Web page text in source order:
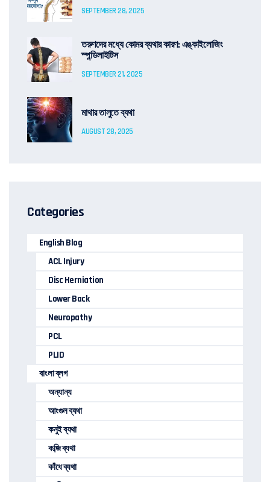
SEPTEMBER 28, 2025
তরুণদের মধ্যে কোমর ব্যথার কারণ: এঙ্কাইলোজিং
স্পন্ডিলাইটিস
SEPTEMBER 21, 2025
মাথার তালুতে ব্যথা
AUGUST 28, 2025
Categories
English Blog
ACL Injury
Disc Herniation
Lower Back
Neuropathy
PCL
PLID
বাংলা ব্লগ
অন্যান্য
আংগুল ব্যথা
কনুই ব্যথা
কব্জি ব্যথা
কাঁধে ব্যথা